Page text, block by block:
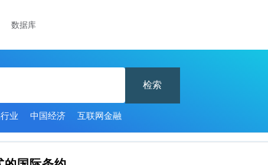
数据库
检索
业 中国经济 互联网金融